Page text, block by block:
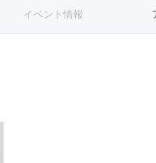
イベント情報